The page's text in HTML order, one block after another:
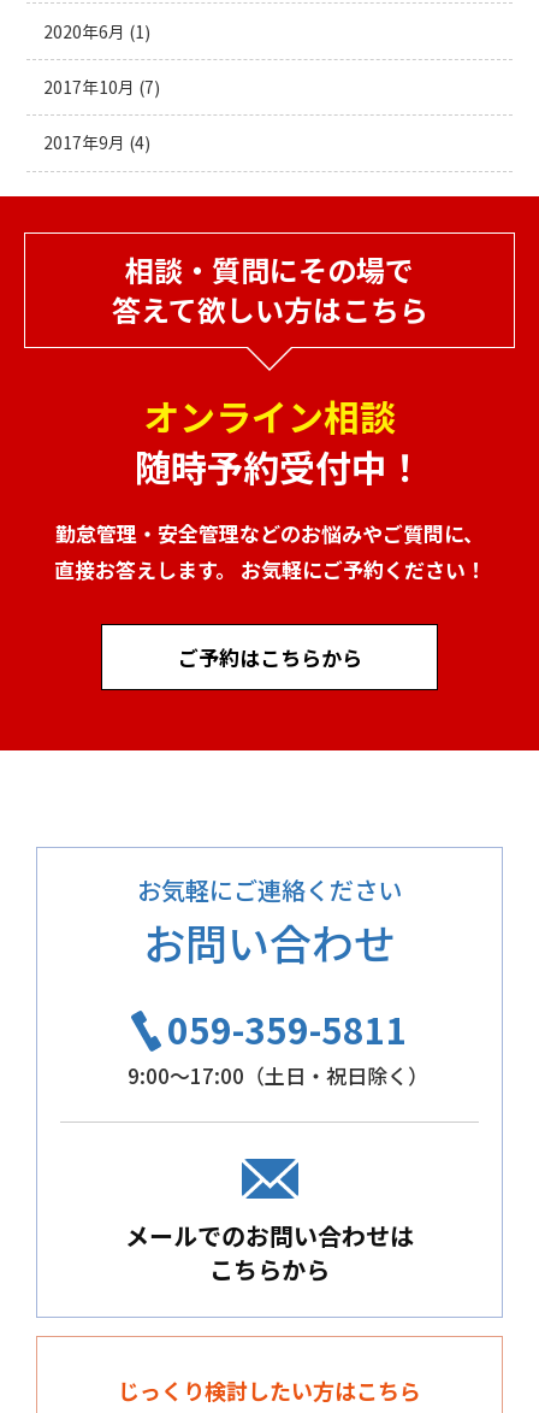
2020年6月 (1)
2017年10月 (7)
2017年9月 (4)
相談・質問にその場で
答えて欲しい方はこちら
オンライン相談
随時予約受付中！
勤怠管理・安全管理などのお悩みやご質問に、
直接お答えします。 お気軽にご予約ください！
ご予約はこちらから
お気軽にご連絡ください
お問い合わせ
059-359-5811
9:00～17:00（土日・祝日除く）
メールでのお問い合わせは
こちらから
じっくり検討したい方はこちら